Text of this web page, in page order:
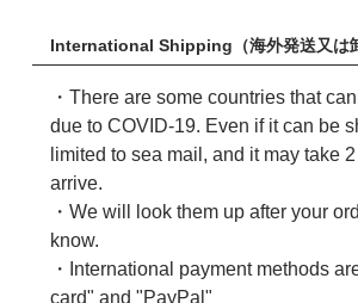
International Shipping（海外発送又は
・There are some countries that
due to COVID-19. Even if it can be
limited to sea mail, and it may take
arrive.
・We will look them up after your
know.
・International payment methods
card" and "PayPal"